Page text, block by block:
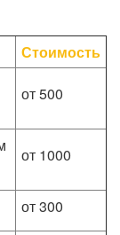
Стоимость
от 500
от 1000
от 300